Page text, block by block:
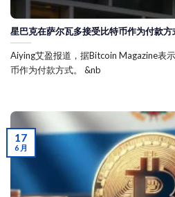
星巴克在萨尔瓦多接受比特币作为付款方
Aiying艾盈报道，据Bitcoin Magazine表
币作为付款方式。 &nb
17
6 月